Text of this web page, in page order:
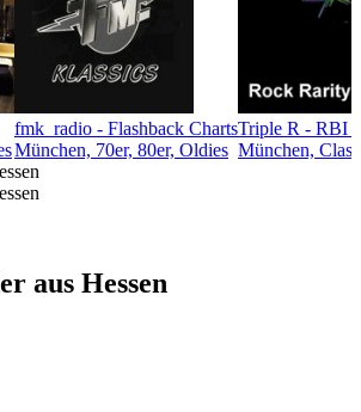
fmk_radio - Flashback Charts
München, 70er, 80er, Oldies
Triple R - RBI
München,
aus Hessen